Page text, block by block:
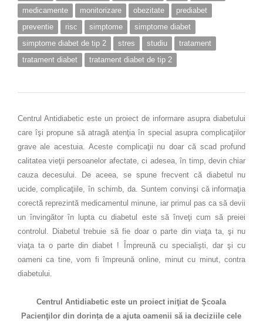
medicamente
monitorizare obezitate
prediabet
preventie
risc simptome
simptome diabet
simptome diabet de tip 2
stres studiu
tratament
tratament diabet
tratament diabet de tip 2
Centrul Antidiabetic este un proiect de informare asupra diabetului
care îşi propune să atragă atenţia în special asupra complicaţiilor
grave ale acestuia. Aceste complicaţii nu doar că scad profund
calitatea vieţii persoanelor afectate, ci adesea, în timp, devin chiar
cauza decesului. De aceea, se spune frecvent că diabetul nu
ucide, complicaţiile, în schimb, da. Suntem convinşi că informaţia
corectă reprezintă medicamentul minune, iar primul pas ca să devii
un învingător în lupta cu diabetul este să înveţi cum să preiei
controlul. Diabetul trebuie să fie doar o parte din viaţa ta, şi nu
viaţa ta o parte din diabet ! Împreună cu specialişti, dar şi cu
oameni ca tine, vom fi împreună online, minut cu minut, contra
diabetului.
Centrul Antidiabetic este un proiect iniţiat de Şcoala
Pacienţilor din dorința de a ajuta oamenii să ia deciziile cele